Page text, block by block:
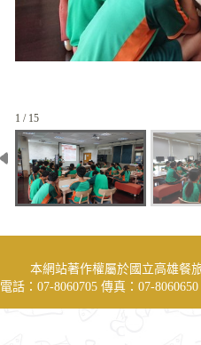
1 / 15
本網站著作權屬於國立高雄餐
電話：07-8060705 傳真：07-